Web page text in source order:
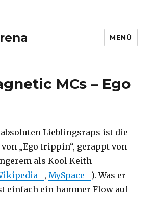
MENÜ
MCs – Ego
Lieblingsraps ist die
„Ego trippin“, gerappt von
als Kool Keith
,MySpace
). Was er
einfach ein hammer Flow auf